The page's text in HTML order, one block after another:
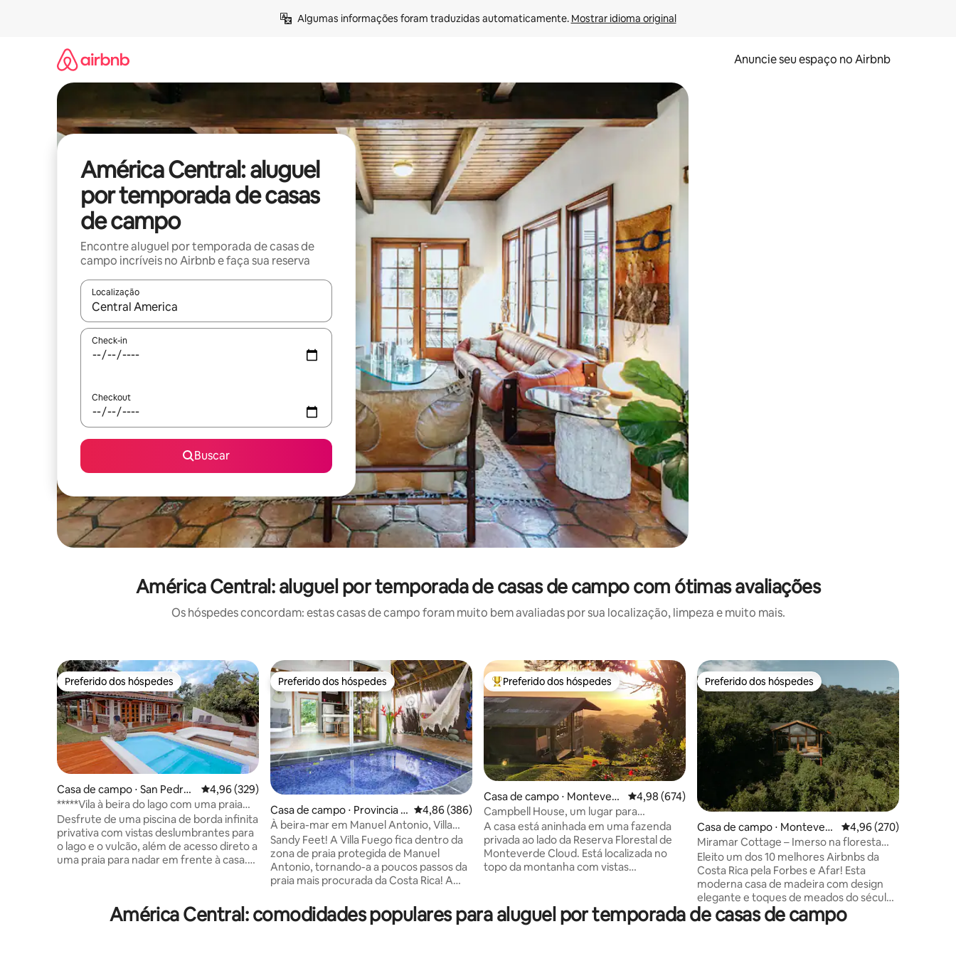
Algumas informações foram traduzidas automaticamente. Mostrar idioma original
Anuncie seu espaço no Airbnb
América Central: aluguel
por temporada de casas
de campo
Encontre aluguel por temporada de casas de
campo incríveis no Airbnb e faça sua reserva
Localização
Quando os resultados estiverem disponíveis, explore-os usando as seta para cima e para baixo do teclado ou tocando e deslizando o dedo na tela.
Check-in
Checkout
Buscar
América Central: aluguel por temporada de casas de campo com ótimas avaliações
Os hóspedes concordam: estas casas de campo foram muito bem avaliadas por sua localização, limpeza e muito mais.
Preferido dos hóspedes
Preferido dos hóspedes
Casa de campo ⋅ San Pedro
La Laguna
4,96 de uma avaliação média de 5, 329 avaliações
4,96 (329)
*****Vila à beira do lago com uma praia
aconchegante
Desfrute de uma piscina de borda infinita
privativa com vistas deslumbrantes para
o lago e o vulcão, além de acesso direto a
uma praia para nadar em frente à casa.
lago - com lojas, cafés, restaurantes e
Preferido dos hóspedes
Preferido dos hóspedes
Casa de campo ⋅ Provincia d
e Puntarenas
4,86 de uma avaliação média de 5, 386 avaliações
4,86 (386)
À beira-mar em Manuel Antonio, Villa
Fuego de 2 camas
Sandy Feet! A Villa Fuego fica dentro da
zona de praia protegida de Manuel
Antonio, tornando-a a poucos passos da
praia mais procurada da Costa Rica! A
quartos e dois banheiros completos em
uma pequena comunidade com
Entre os melhores preferidos dos hóspedes
Preferido dos hóspedes
Casa de campo ⋅ Monteverd
e
4,98 de uma avaliação média de 5, 674 avaliações
4,98 (674)
Campbell House, um lugar para
desfrutar das vistas
A casa está aninhada em uma fazenda
privada ao lado da Reserva Florestal de
Monteverde Cloud. Está localizada no
topo da montanha com vistas
quando o tempo permite. É uma casa de
um quarto não luxuosa que foi
Preferido dos hóspedes
Preferido dos hóspedes
Casa de campo ⋅ Monteverd
e
4,96 de uma avaliação
4,96 (270)
Miramar Cottage – Imerso na floresta
nublada!
Eleito um dos 10 melhores Airbnbs da
Costa Rica pela Forbes e Afar! Esta
moderna casa de madeira com design
elegante e toques de meados do século
certamente encantará. Imerso na
floresta nublada de Monteverde, você se
América Central: comodidades populares para aluguel por temporada de casas de campo